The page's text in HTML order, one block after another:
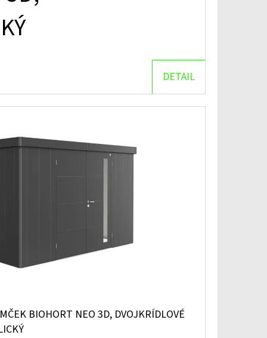
DETAIL
BIOHORT NEO 3D, DVOJKRÍDLOVÉ